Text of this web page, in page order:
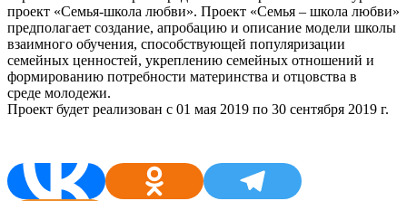
проект «Семья-школа любви». Проект «Семья – школа любви»
предполагает создание, апробацию и описание модели школы
взаимного обучения, способствующей популяризации
семейных ценностей, укреплению семейных отношений и
формированию потребности материнства и отцовства в
среде молодежи.
Проект будет реализован с 01 мая 2019 по 30 сентября 2019 г.